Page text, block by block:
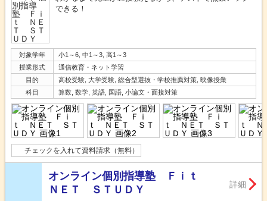
できる！
対象学年
小1～6, 中1～3, 高1～3
授業形式
通信教育・ネット学習
目的
高校受験, 大学受験, 総合型選抜・学校推薦対策, 映像授業
科目
算数, 数学, 英語, 国語, 小論文・面接対策
チェックを入れて資料請求（無料）
オンライン個別指導塾 Ｆｉｔ
ＮＥＴ ＳＴＵＤＹ
詳細